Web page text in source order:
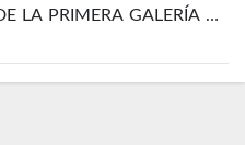
LA PRIMERA GALERÍA DE
ENRIQUE DE